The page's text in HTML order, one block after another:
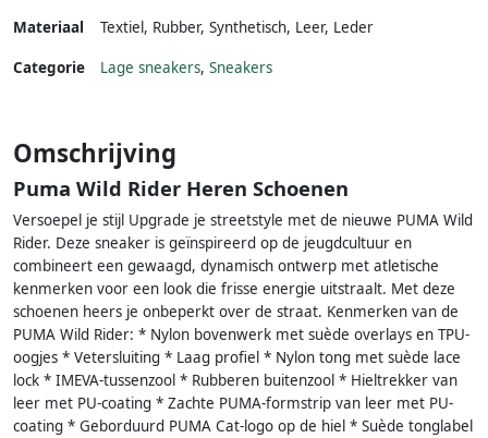
Materiaal
Textiel, Rubber, Synthetisch, Leer, Leder
Categorie Lage sneakers, Sneakers
Omschrijving
Puma Wild Rider Heren Schoenen
Versoepel je stijl Upgrade je streetstyle met de nieuwe PUMA Wild
Rider. Deze sneaker is geïnspireerd op de jeugdcultuur en
combineert een gewaagd, dynamisch ontwerp met atletische
kenmerken voor een look die frisse energie uitstraalt. Met deze
schoenen heers je onbeperkt over de straat. Kenmerken van de
PUMA Wild Rider: * Nylon bovenwerk met suède overlays en TPU-
oogjes * Vetersluiting * Laag profiel * Nylon tong met suède lace
lock * IMEVA-tussenzool * Rubberen buitenzool * Hieltrekker van
leer met PU-coating * Zachte PUMA-formstrip van leer met PU-
coating * Geborduurd PUMA Cat-logo op de hiel * Suède tonglabel